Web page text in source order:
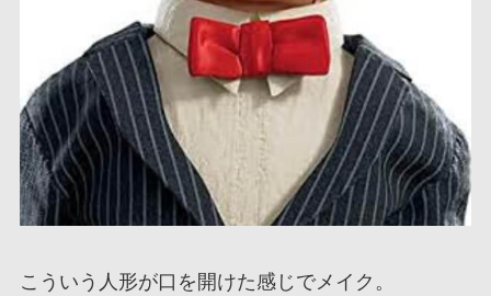
こういう人形が口を開けた感じでメイク。